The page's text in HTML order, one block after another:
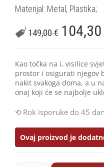
Materijal: Metal, Plastika;
149,00€ 104,30
Kao točka na i, visilice
prostor i osigurati njegov
nakit svakoga doma, a u
onaj koji će se najbolje
Rok isporuke do 45
Ovaj proizvod je